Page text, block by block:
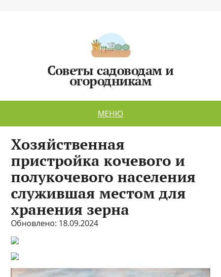
Советы садоводам и
огородникам
МЕНЮ
Хозяйственная
пристройка кочевого и
полукочевого населения
служившая местом для
хранения зерна
Обновлено: 18.09.2024